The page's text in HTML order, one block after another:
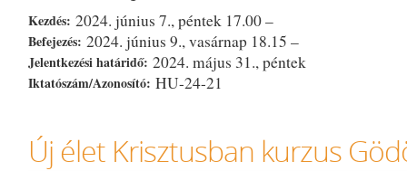
Kezdés: 2024. június 7., péntek 17.00 –
Befejezés: 2024. június 9., vasárnap 18.15 –
Jelentkezési határidő: 2024. május 31., péntek
Iktatószám/Azonosító: HU-24-21
Új élet Krisztusban kurzus